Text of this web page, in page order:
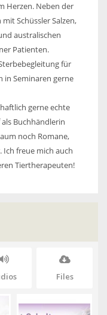
Herzen. Neben der
Schüssler Salzen,
australischen
Patienten.
für
in Seminaren gerne
gerne echte
Buchhändlerin
noch Romane,
Ich freue mich auch
Tiertherapeuten!
Files